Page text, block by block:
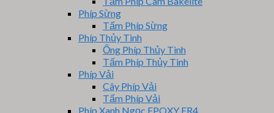
Phíp Sừng
Tấm Phíp Sừng
Phíp Thủy Tinh
Ống Phíp Thủy Tinh
Tấm Phíp Thủy Tinh
Phíp Vải
Cây Phíp Vải
Tấm Phíp Vải
Phíp Xanh Ngọc EPOXY FR4